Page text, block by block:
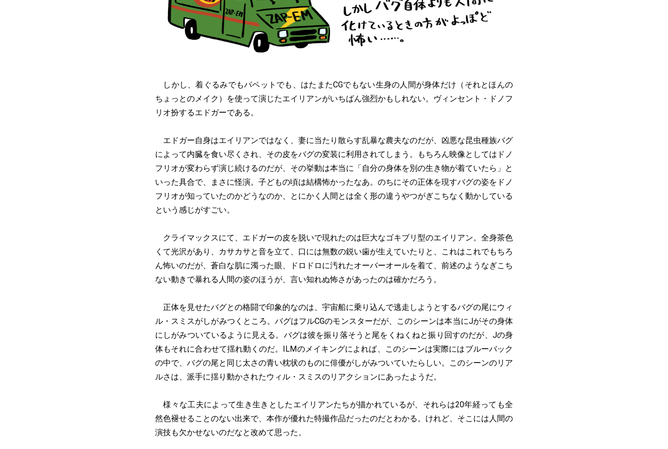
しかし、着ぐるみでもパペットでも、はたまたCGでもない生身の人間が身体だけ（それとほんの
ちょっとのメイク）を使って演じたエイリアンがいちばん強烈かもしれない。ヴィンセント・ドノフ
リオ扮するエドガーである。
エドガー自身はエイリアンではなく、妻に当たり散らす乱暴な農夫なのだが、凶悪な昆虫種族バグ
によって内臓を食い尽くされ、その皮をバグの変装に利用されてしまう。もちろん映像としてはドノ
フリオが変わらず演じ続けるのだが、その挙動は本当に「自分の身体を別の生き物が着ていたら」と
いった具合で、まさに怪演。子どもの頃は結構怖かったなあ。のちにその正体を現すバグの姿をドノ
フリオが知っていたのかどうなのか、とにかく人間とは全く形の違うやつがぎこちなく動かしている
という感じがすごい。
クライマックスにて、エドガーの皮を脱いで現れたのは巨大なゴキブリ型のエイリアン。全身茶色
くて光沢があり、カサカサと音を立て、口には無数の鋭い歯が生えていたりと、これはこれでもちろ
ん怖いのだが、蒼白な肌に濁った眼、ドロドロに汚れたオーバーオールを着て、前述のようなぎこち
ない動きで暴れる人間の姿のほうが、言い知れぬ怖さがあったのは確かだろう。
正体を見せたバグとの格闘で印象的なのは、宇宙船に乗り込んで逃走しようとするバグの尾にウィ
ル・スミスがしがみつくところ。バグはフルCGのモンスターだが、このシーンは本当にJがその身体
にしがみついているように見える。バグは彼を振り落そうと尾をくねくねと振り回すのだが、Jの身
体もそれに合わせて揺れ動くのだ。ILMのメイキングによれば、このシーンは実際にはブルーバック
の中で、バグの尾と同じ太さの青い枕状のものに俳優がしがみついていたらしい。このシーンのリア
ルさは、派手に揺り動かされたウィル・スミスのリアクションにあったようだ。
様々な工夫によって生き生きとしたエイリアンたちが描かれているが、それらは20年経っても全
然色褪せることのない出来で、本作が優れた特撮作品だったのだとわかる。けれど、そこには人間の
演技も欠かせないのだなと改めて思った。